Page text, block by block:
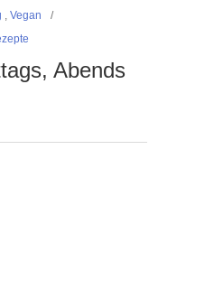
, Vegan
Abends